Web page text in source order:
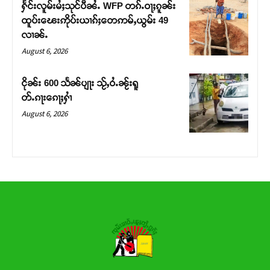
Donate Now
ႁႅင်းလူမ်းမႆႈသုင်ပီၼႆႉ WFP တၵ်ႉဝႃႈၵူၼ်း
ထူပ်းၽေးဢိုပ်းယၢၵ်ႈတေဢမ်ႇယွမ်း 49
လၢၼ်ႉ
August 6, 2026
ငိုၼ်း 600 သႅၼ်ပျႃး သႂ်ႇဝႆႉၼႂ်းရူ
တ်ႉၵႃးၵေႃႈႁၢႆ
August 6, 2026